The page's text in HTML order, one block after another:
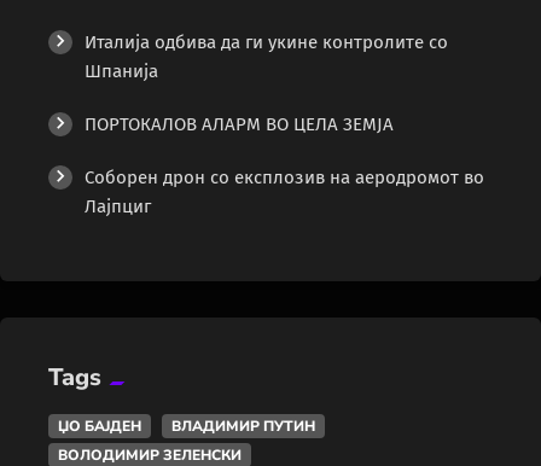
Италија одбива да ги укине контролите со
Шпанија
ПОРТОКАЛОВ АЛАРМ ВО ЦЕЛА ЗЕМЈА
Соборен дрон со експлозив на аеродромот во
Лајпциг
Tags
ЏО БАЈДЕН
ВЛАДИМИР ПУТИН
ВОЛОДИМИР ЗЕЛЕНСКИ